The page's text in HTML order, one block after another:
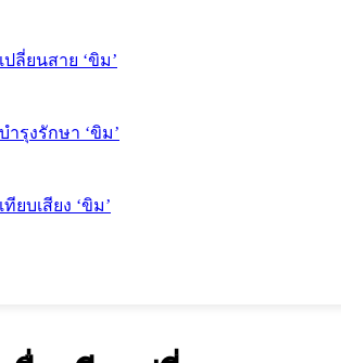
ลี่ยนสาย ‘ขิม’
รุงรักษา ‘ขิม’
ยบเสียง ‘ขิม’